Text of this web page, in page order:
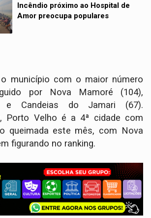
Incêndio próximo ao Hospital de
Amor preocupa populares
município com o maior número
por Nova Mamoré (104),
e Candeias do Jamari (67).
Porto Velho é a 4ª cidade com
queimada este mês, com Nova
figurando no ranking.